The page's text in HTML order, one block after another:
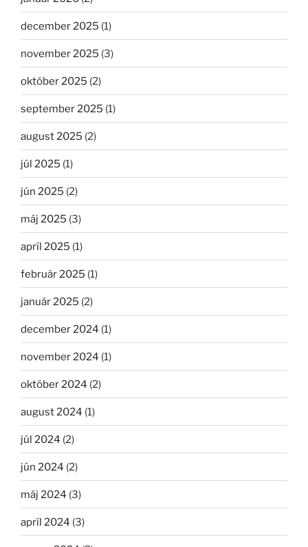
december 2025 (1)
november 2025 (3)
október 2025 (2)
september 2025 (1)
august 2025 (2)
júl 2025 (1)
jún 2025 (2)
máj 2025 (3)
apríl 2025 (1)
február 2025 (1)
január 2025 (2)
december 2024 (1)
november 2024 (1)
október 2024 (2)
august 2024 (1)
júl 2024 (2)
jún 2024 (2)
máj 2024 (3)
apríl 2024 (3)